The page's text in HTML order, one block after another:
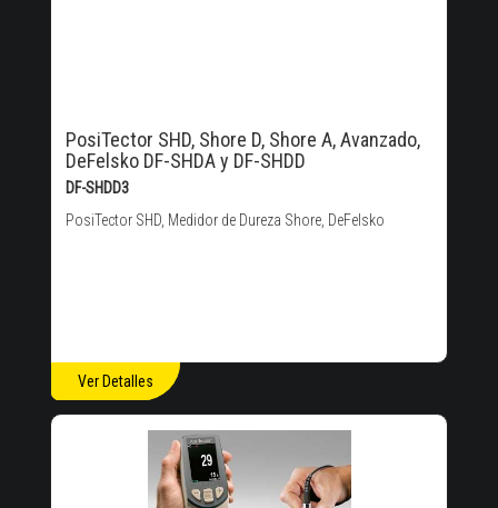
PosiTector SHD, Shore D, Shore A, Avanzado,
DeFelsko DF-SHDA y DF-SHDD
DF-SHDD3
PosiTector SHD, Medidor de Dureza Shore, DeFelsko
Ver Detalles